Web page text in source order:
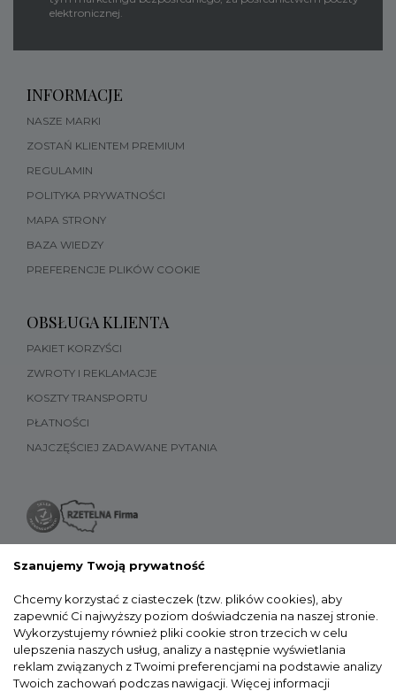
elektronicznej.
INFORMACJE
NASZE MARKI
ZOSTAŃ KLIENTEM PREMIUM
REGULAMIN
POLITYKA PRYWATNOŚCI
MAPA STRONY
BAZA WIEDZY
PREFERENCJE PLIKÓW COOKIE
OBSŁUGA KLIENTA
PAKIET KORZYŚCI
ZWROTY I REKLAMACJE
KOSZTY TRANSPORTU
PŁATNOŚCI
NAJCZĘŚCIEJ ZADAWANE PYTANIA
Szanujemy Twoją prywatność
Chcemy korzystać z ciasteczek (tzw. plików cookies), aby
zapewnić Ci najwyższy poziom doświadczenia na naszej stronie.
Wykorzystujemy również pliki cookie stron trzecich w celu
ulepszenia naszych usług, analizy a następnie wyświetlania
reklam związanych z Twoimi preferencjami na podstawie analizy
Twoich zachowań podczas nawigacji. Więcej informacji